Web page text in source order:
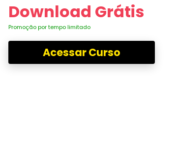
Download Grátis
Promoção por tempo limitado
Acessar Curso